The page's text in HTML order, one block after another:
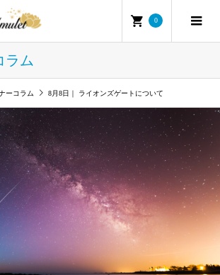
0
ラム
ーコラム 8月8日｜ ライオンズゲートについて